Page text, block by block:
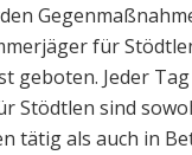
für
geboten. Jeder
Stödtlen sind
tätig als auch in